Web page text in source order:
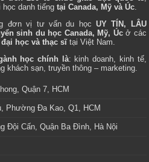
danh tiếng tại Canada, Mỹ và Úc.
đơn vị tư vấn du học UY TÍN, LÂU
sinh du học Canada, Mỹ, Úcở các
học và thạc sĩtại Việt Nam.
học chính là: kinh doanh, kinh tế,
khách sạn, truyền thông – marketing.
Quận 7, HCM
Phường Đa Kao, Q1, HCM
Đội Cấn, Quận Ba Đình, Hà Nội